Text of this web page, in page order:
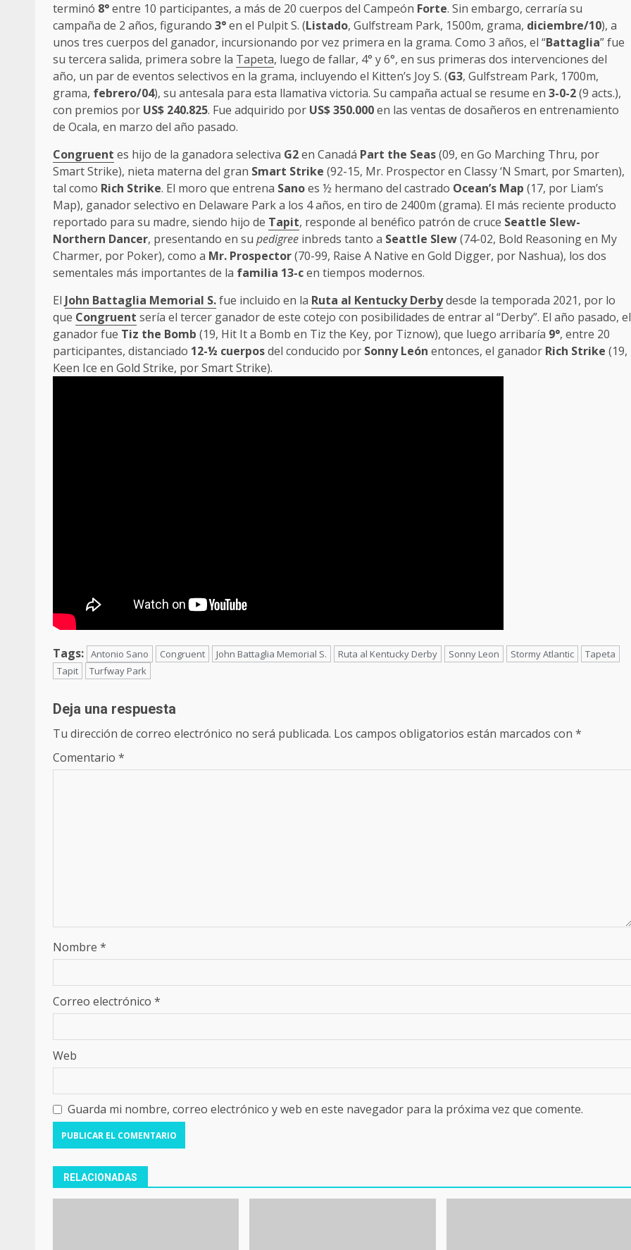
terminó 8°entre 10 participantes, a más de 20 cuerpos del Campeón Forte. Sin embargo, cerraría su
campaña de 2 años, figurando 3°en el Pulpit S. (Listado, Gulfstream Park, 1500m, grama, diciembre/10), a
unos tres cuerpos del ganador, incursionando por vez primera en la grama. Como 3 años, el “Battaglia” fue
su tercera salida, primera sobre la Tapeta, luego de fallar, 4° y 6°, en sus primeras dos intervenciones del
año, un par de eventos selectivos en la grama, incluyendo el Kitten’s Joy S. (G3, Gulfstream Park, 1700m,
grama, febrero/04), su antesala para esta llamativa victoria. Su campaña actual se resume en 3-0-2(9 acts.),
con premios por US$ 240.825. Fue adquirido por US$ 350.000en las ventas de dosañeros en entrenamiento
de Ocala, en marzo del año pasado.
Congruent es hijo de la ganadora selectiva G2en Canadá Part the Seas(09, en Go Marching Thru, por
Smart Strike), nieta materna del gran Smart Strike (92-15, Mr. Prospector en Classy ‘N Smart, por Smarten),
tal como Rich Strike. El moro que entrena Sanoes ½ hermano del castrado Ocean’s Map (17, por Liam’s
Map), ganador selectivo en Delaware Park a los 4 años, en tiro de 2400m (grama). El más reciente producto
reportado para su madre, siendo hijo de Tapit, responde al benéfico patrón de cruce Seattle Slew-
Northern Dancer, presentando en su pedigree inbreds tanto a Seattle Slew(74-02, Bold Reasoning en My
Charmer, por Poker), como a Mr. Prospector(70-99, Raise A Native en Gold Digger, por Nashua), los dos
sementales más importantes de la familia 13-cen tiempos modernos.
El John Battaglia Memorial S.fue incluido en la Ruta al Kentucky Derbydesde la temporada 2021, por lo
que Congruent sería el tercer ganador de este cotejo con posibilidades de entrar al “Derby”. El año pasado, el
ganador fue Tiz the Bomb (19, Hit It a Bomb en Tiz the Key, por Tiznow), que luego arribaría 9°, entre 20
participantes, distanciado 12-½ cuerposdel conducido por Sonny León entonces, el ganador Rich Strike (19,
Keen Ice en Gold Strike, por Smart Strike).
Tags: Antonio Sano Congruent John Battaglia Memorial S. Ruta al Kentucky Derby Sonny Leon Stormy Atlantic
Tapeta
Tapit
Turfway Park
Deja una respuesta
Tu dirección de correo electrónico no será publicada. Los campos obligatorios están marcados con *
Comentario *
Nombre *
Correo electrónico *
Web
Guarda mi nombre, correo electrónico y web en este navegador para la próxima vez que comente.
RELACIONADAS